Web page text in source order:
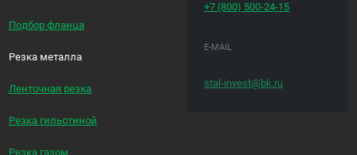
Подбор фланца
Резка металла
Ленточная резка
Резка гильотиной
Резка газом
+7 (800) 500-24-15
E-MAIL
stal-invest@bk.ru